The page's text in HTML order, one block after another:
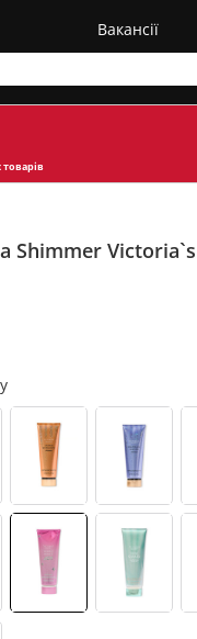
Вакансії
товарів
Shimmer